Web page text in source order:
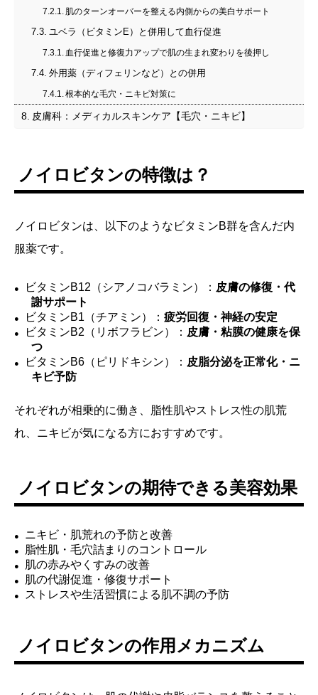
肌のターンオーバーを整える内側からの美白サポート
ユベラ（ビタミンE）と併用して血行促進
血行促進と修復力アップで肌の生まれ変わりを後押し
外用薬（ディフェリンなど）との併用
根本的な毛穴・ニキビ対策に
皮膚科：メディカルスキンケア【毛穴・ニキビ】
ノイロビタンの特徴は？
ノイロビタンは、以下のようなビタミンB群を含んだ内
服薬です。
ビタミンB12（シアノコバラミン）： 皮膚の修復・代
謝サポート
ビタミンB1（チアミン）： 疲労回復・神経の安定
ビタミンB2（リボフラビン）： 皮膚・粘膜の健康を保
つ
ビタミンB6（ピリドキシン）： 皮脂分泌を正常化・ニ
キビ予防
それぞれが相乗的に働き、脂性肌やストレス性の肌荒
れ、ニキビが気になる方におすすめです。
ノイロビタンの期待できる美容効果
ニキビ・肌荒れの予防と改善
脂性肌・毛穴詰まりのコントロール
肌の赤みやくすみの改善
肌の代謝促進・修復サポート
ストレスや生活習慣による肌不調の予防
ノイロビタンの作用メカニズム